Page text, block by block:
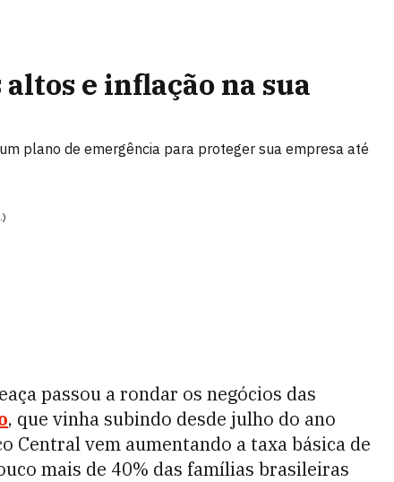
e inflação na sua
plano de emergência para proteger sua empresa até
passou a rondar os negócios das
, que vinha subindo desde julho do ano
Central vem aumentando a taxa básica de
mais de 40% das famílias brasileiras